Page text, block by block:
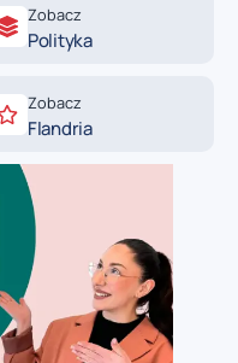
Zobacz
Polityka
Zobacz
Flandria